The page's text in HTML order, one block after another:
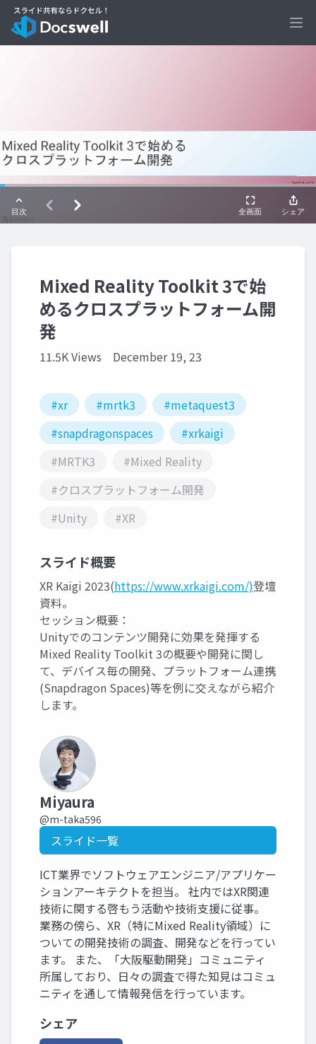
Mixed Reality Toolkit 3で始
めるクロスプラットフォーム開
発
11.5K Views December 19, 23
#xr #mrtk3
#metaquest3
#snapdragonspaces
#xrkaigi
#MRTK3
#Mixed Reality
#クロスプラットフォーム開発
#Unity
#XR
スライド概要
XR Kaigi 2023(https://www.xrkaigi.com/)登壇
資料。
セッション概要：
Unityでのコンテンツ開発に効果を発揮する
Mixed Reality Toolkit 3の概要や開発に関し
て、デバイス毎の開発、プラットフォーム連携
(Snapdragon Spaces)等を例に交えながら紹介
します。
Miyaura
@m-taka596
スライド一覧
ICT業界でソフトウェアエンジニア/アプリケー
ションアーキテクトを担当。 社内ではXR関連
技術に関する啓もう活動や技術支援に従事。
業務の傍ら、XR（特にMixed Reality領域）に
ついての開発技術の調査、開発などを行ってい
ます。 また、「大阪駆動開発」コミュニティ
所属しており、日々の調査で得た知見はコミュ
ニティを通して情報発信を行っています。
シェア